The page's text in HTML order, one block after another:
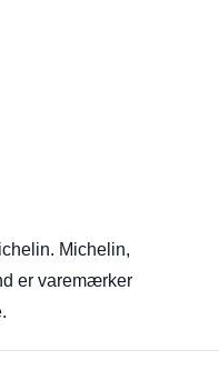
Michelin,
er varemærker